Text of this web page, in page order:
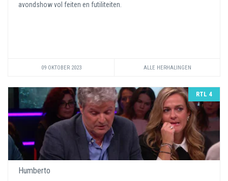
avondshow vol feiten en futiliteiten.
09 OKTOBER 2023 ALLE HERHALINGEN
RTL 4
Humberto